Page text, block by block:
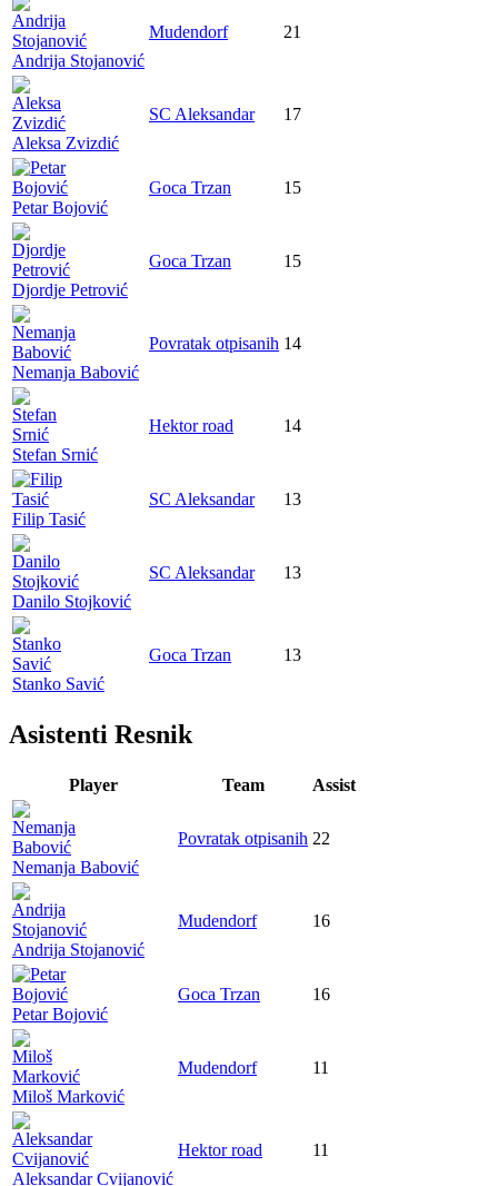
Andrija Stojanović
Mudendorf 21
Aleksa Zvizdić
SC Aleksandar 17
Petar Bojović
Goca Trzan 15
Djordje Petrović
Goca Trzan 15
Nemanja Babović
Povratak otpisanih 14
Stefan Srnić
Hektor road 14
Filip Tasić
SC Aleksandar 13
Danilo Stojković
SC Aleksandar 13
Stanko Savić
Goca Trzan 13
Asistenti Resnik
Player Team Assist
Nemanja Babović
Povratak otpisanih 22
Andrija Stojanović
Mudendorf 16
Petar Bojović
Goca Trzan 16
Miloš Marković
Mudendorf 11
Aleksandar Cvijanović
Hektor road 11